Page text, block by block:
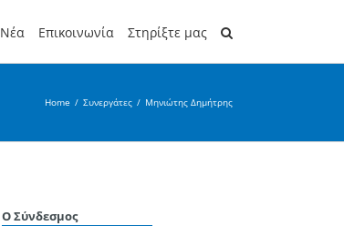
Νέα Επικοινωνία Στηρίξτε μας
Home / Συνεργάτες / Μηνιώτης Δημήτρης
Ο Σύνδεσμος